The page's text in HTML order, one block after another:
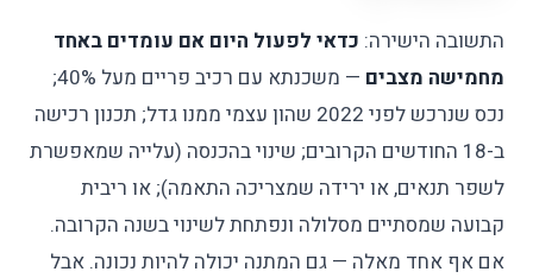
התשובה הישירה: כדאי לפעול היום אם עומדים באחד
מחמישה מצבים
— משכנתא עם רכיב פריים מעל 40%;
נכס שנרכש לפני 2022 שהון עצמי ממנו גדל; תכנון רכישה
ב-18 החודשים הקרובים; שינוי בהכנסה (עלייה שמאפשרת
לשפר תנאים, או ירידה שמצריכה התאמה); או ריבית
קבועה שמסתיים מסלולה ונפתחת לשינוי בשנה הקרובה.
אם אף אחד מאלה — גם המתנה יכולה להיות נכונה. אבל